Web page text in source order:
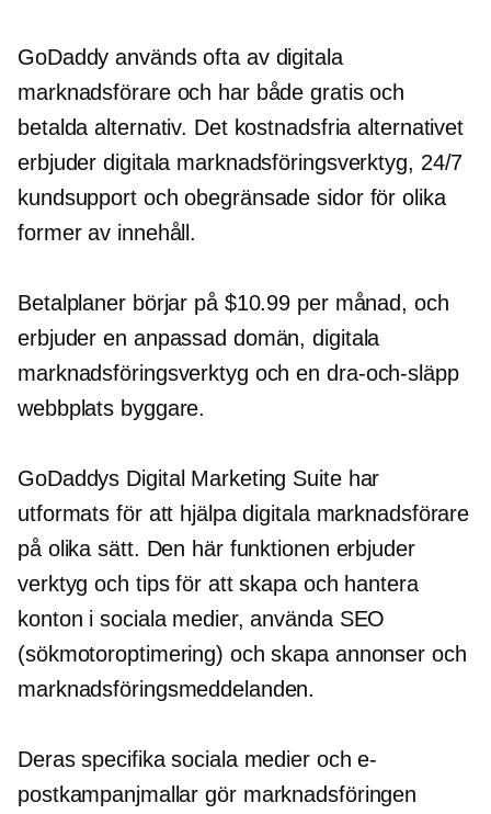
GoDaddy används ofta av digitala
marknadsförare och har både gratis och
betalda alternativ. Det kostnadsfria alternativet
erbjuder digitala marknadsföringsverktyg, 24/7
kundsupport och obegränsade sidor för olika
former av innehåll.
Betalplaner börjar på $10.99 per månad, och
erbjuder en anpassad domän, digitala
marknadsföringsverktyg och en dra-och-släpp
webbplats byggare.
GoDaddys Digital Marketing Suite har
utformats för att hjälpa digitala marknadsförare
på olika sätt. Den här funktionen erbjuder
verktyg och tips för att skapa och hantera
konton i sociala medier, använda SEO
(sökmotoroptimering) och skapa annonser och
marknadsföringsmeddelanden.
Deras specifika sociala medier och e-
postkampanjmallar gör marknadsföringen